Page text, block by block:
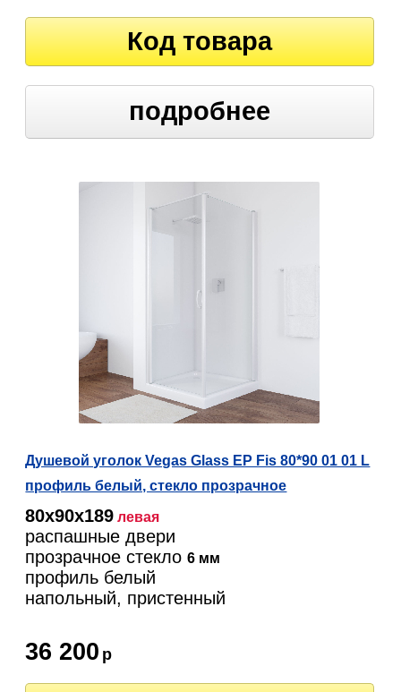
Код товара
подробнее
Душевой уголок Vegas Glass EP Fis 80*90 01 01 L
профиль белый, стекло прозрачное
80х90х189 левая
распашные двери
прозрачное стекло6 мм
профиль белый
напольный, пристенный
36 200 р